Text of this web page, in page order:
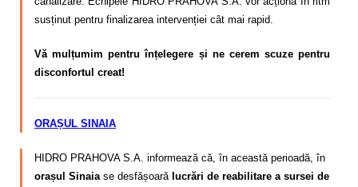
susținut pentru finalizarea intervenției cât mai rapid.
Vă mulțumim pentru înțelegere și ne cerem scuze pentru
disconfortul creat!
ORAȘUL SINAIA
HIDRO PRAHOVA S.A. informează că, în această perioadă, în
orașul Sinaia se desfășoară lucrări de reabilitare a sursei de